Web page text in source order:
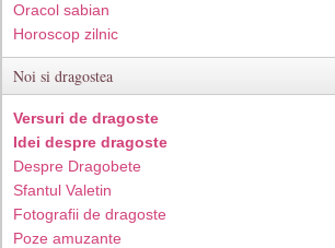
Oracol sabian
Horoscop zilnic
Noi si dragostea
Versuri de dragoste
Idei despre dragoste
Despre Dragobete
Sfantul Valetin
Fotografii de dragoste
Poze amuzante